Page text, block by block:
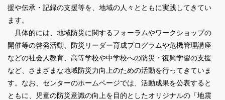
援や伝承・記録の支援等を、地域の人々とともに実践してきてい
ます。
具体的には、地域防災に関するフォーラムやワークショップの
開催等の啓発活動、防災リーダー育成プログラムや危機管理講座
などの社会人教育、高等学校や中学校への防災・復興学習の支援
など、さまざまな地域防災力向上のための活動を行ってきていま
す。なお、センターのホームページでは、活動成果を公表すると
ともに、児童の防災意識の向上を目的としたオリジナルの「地震